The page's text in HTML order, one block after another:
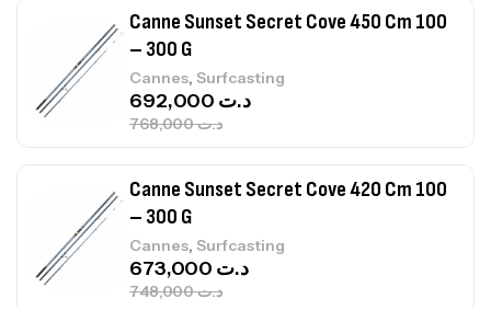
Canne Sunset Secret Cove 420 Cm 100
– 300 G
Cannes,Surfcasting
د.ت673,000
Canne Jigging Sunset Massive Attack
1.83m 120/250gr 30kg
Cannes,Jigging
د.ت340,000